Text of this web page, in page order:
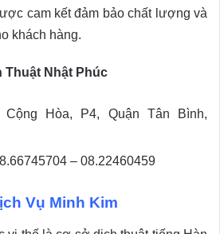
cam kết đảm bảo chất lượng và
khách hàng.
Thuật Nhật Phúc
Hòa, P4, Quận Tân Bình,
– 08.22460459
Vụ Minh Kim